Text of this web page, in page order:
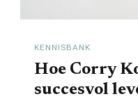
KENNISBANK
Hoe Corry
succesvol